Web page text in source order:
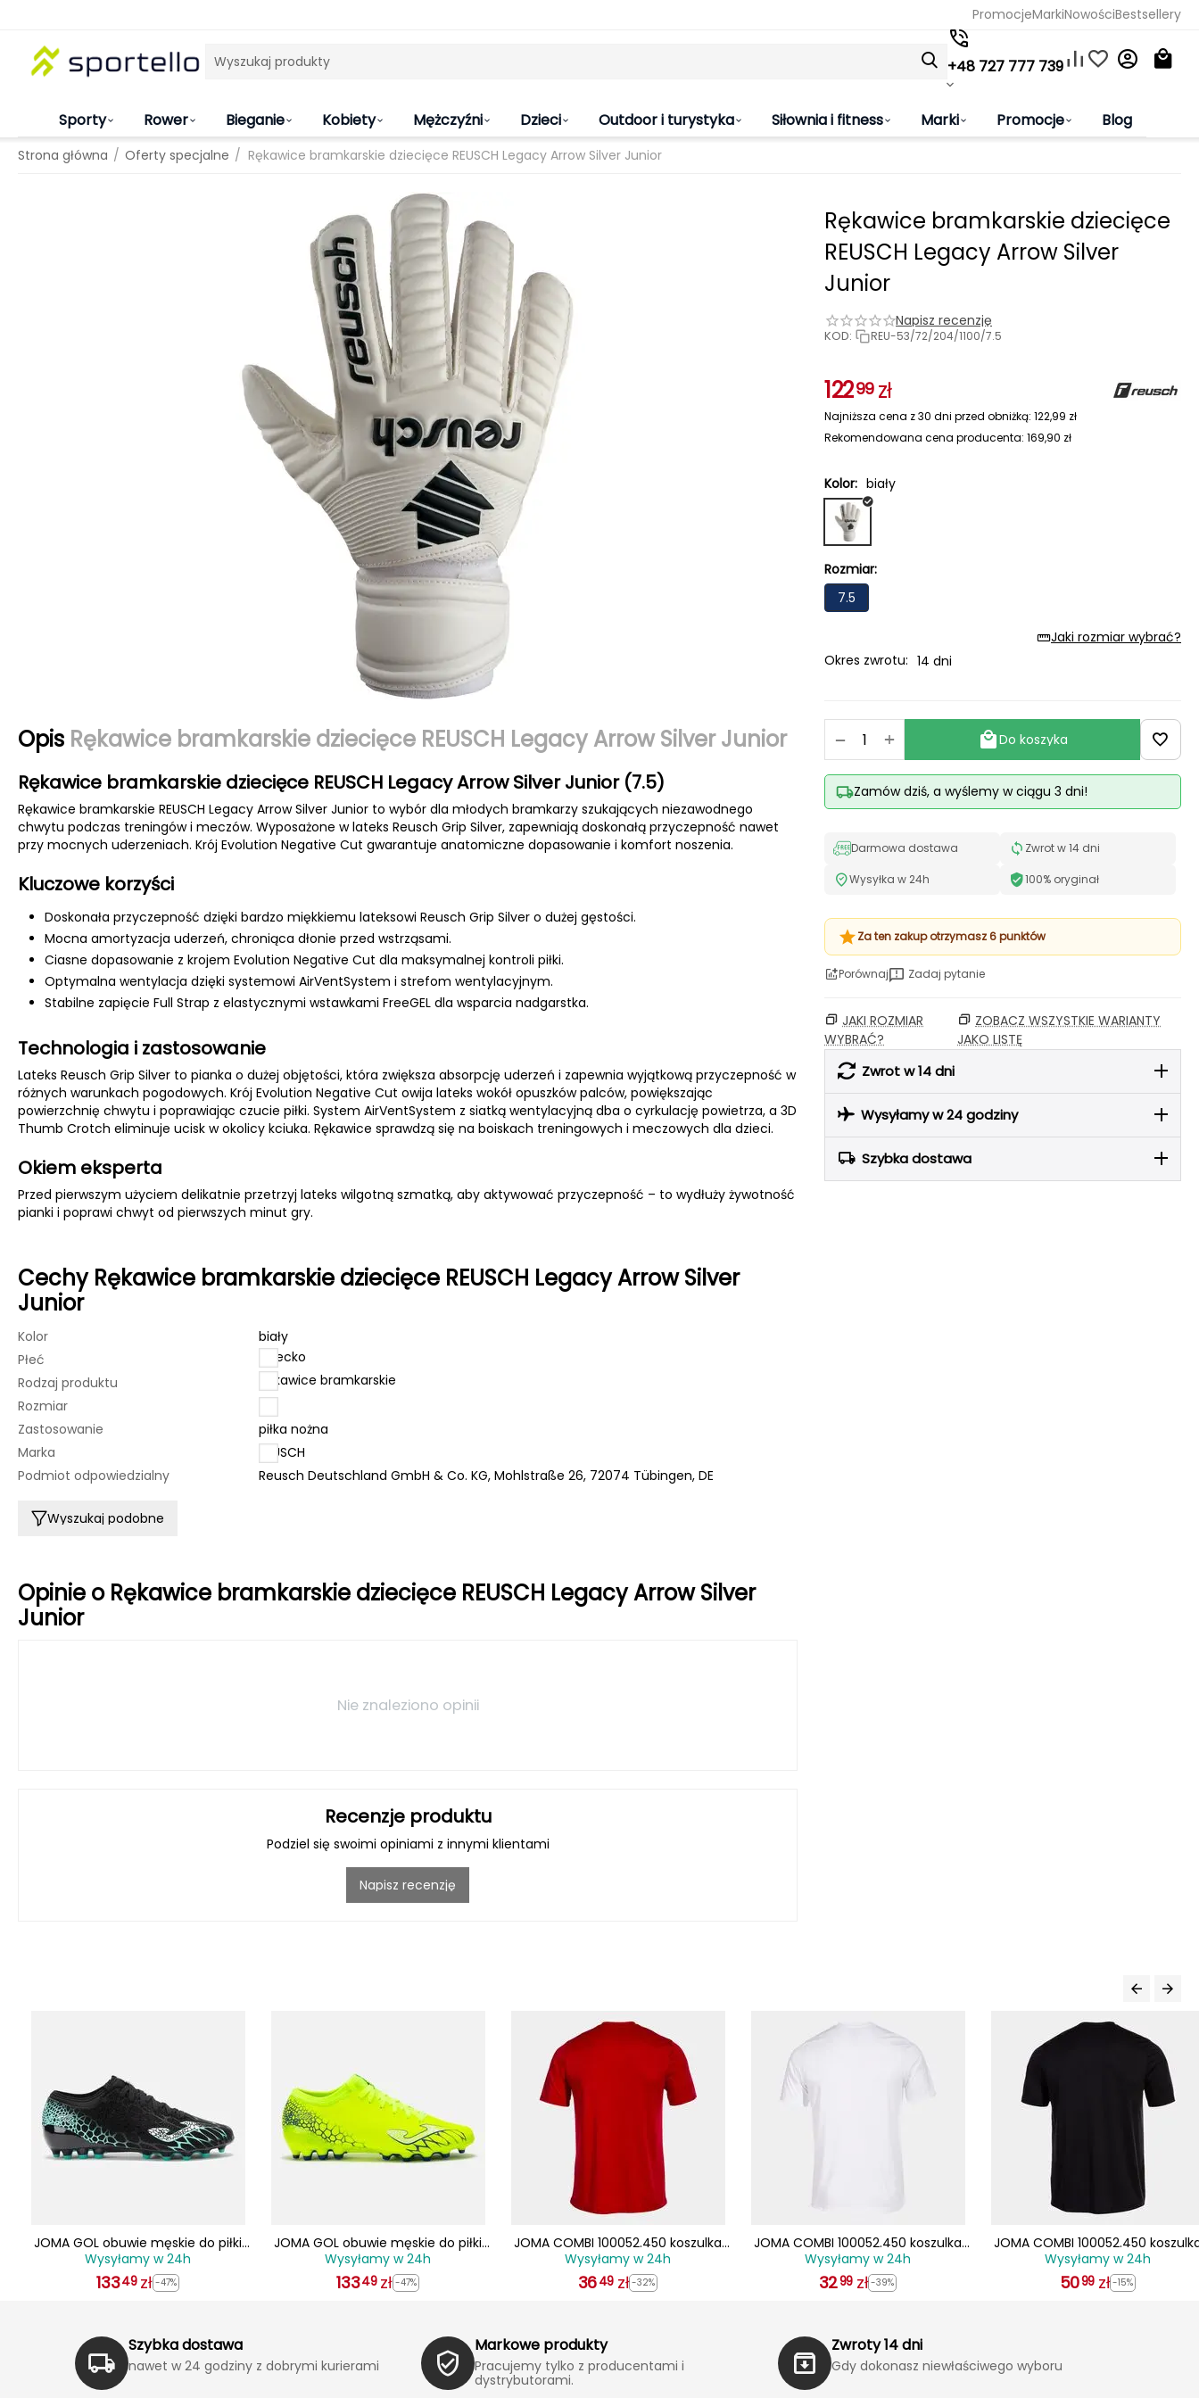
PromocjeMarkiNowościBestsellery
+48 727 777 739
Sporty Rower Bieganie Kobiety Mężczyźni Dzieci Outdoor i turystyka Siłownia i fitness Marki Promocje Blog
Strona główna / Oferty specjalne / Rękawice bramkarskie dziecięce REUSCH Legacy Arrow Silver Junior
Rękawice bramkarskie dziecięce
REUSCH Legacy Arrow Silver
Junior
Napisz recenzję
KOD: REU-53/72/204/1100/7.5
12299 zł
Najniższa cena z 30 dni przed obniżką: 122,99 zł
Rekomendowana cena producenta: 169,90 zł
Kolor: biały
Rozmiar:
7.5
Jaki rozmiar wybrać?
Okres zwrotu: 14 dni
+
− Do koszyka
Zamów dziś, a wyślemy w ciągu 3 dni!
Darmowa dostawa Zwrot w 14 dni
Wysyłka w 24h 100% oryginał
Za ten zakup otrzymasz 6 punktów
Porównaj Zadaj pytanie
JAKI ROZMIAR
WYBRAĆ?
ZOBACZ WSZYSTKIE WARIANTY
JAKO LISTĘ
Zwrot w 14 dni
Wysyłamy w 24 godziny
Szybka dostawa
Opis Rękawice bramkarskie dziecięce REUSCH Legacy Arrow Silver Junior
Rękawice bramkarskie dziecięce REUSCH Legacy Arrow Silver Junior (7.5)
Rękawice bramkarskie REUSCH Legacy Arrow Silver Junior to wybór dla młodych bramkarzy szukających niezawodnego
chwytu podczas treningów i meczów. Wyposażone w lateks Reusch Grip Silver, zapewniają doskonałą przyczepność nawet
przy mocnych uderzeniach. Krój Evolution Negative Cut gwarantuje anatomiczne dopasowanie i komfort noszenia.
Kluczowe korzyści
Doskonała przyczepność dzięki bardzo miękkiemu lateksowi Reusch Grip Silver o dużej gęstości.
Mocna amortyzacja uderzeń, chroniąca dłonie przed wstrząsami.
Ciasne dopasowanie z krojem Evolution Negative Cut dla maksymalnej kontroli piłki.
Optymalna wentylacja dzięki systemowi AirVentSystem i strefom wentylacyjnym.
Stabilne zapięcie Full Strap z elastycznymi wstawkami FreeGEL dla wsparcia nadgarstka.
Technologia i zastosowanie
Lateks Reusch Grip Silver to pianka o dużej objętości, która zwiększa absorpcję uderzeń i zapewnia wyjątkową przyczepność w
różnych warunkach pogodowych. Krój Evolution Negative Cut owija lateks wokół opuszków palców, powiększając
powierzchnię chwytu i poprawiając czucie piłki. System AirVentSystem z siatką wentylacyjną dba o cyrkulację powietrza, a 3D
Thumb Crotch eliminuje ucisk w okolicy kciuka. Rękawice sprawdzą się na boiskach treningowych i meczowych dla dzieci.
Okiem eksperta
Przed pierwszym użyciem delikatnie przetrzyj lateks wilgotną szmatką, aby aktywować przyczepność – to wydłuży żywotność
pianki i poprawi chwyt od pierwszych minut gry.
Cechy Rękawice bramkarskie dziecięce REUSCH Legacy Arrow Silver
Junior
Kolor
biały
Płeć
dziecko
Rodzaj produktu
Rękawice bramkarskie
Rozmiar
Zastosowanie
piłka nożna
Marka
REUSCH
Podmiot odpowiedzialny
Reusch Deutschland GmbH & Co. KG, Mohlstraße 26, 72074 Tübingen, DE
Wyszukaj podobne
Opinie o Rękawice bramkarskie dziecięce REUSCH Legacy Arrow Silver
Junior
Nie znaleziono opinii
Recenzje produktu
Podziel się swoimi opiniami z innymi klientami
Napisz recenzję
JOMA GOL obuwie męskie do piłki
nożnej lanki GOLS2501AG czarne
Wysyłamy w 24h
13349 zł -47%
JOMA GOL obuwie męskie do piłki
nożnej lanki GOLS2509AG żółte
Wysyłamy w 24h
13349 zł -47%
JOMA COMBI 100052.450 koszulka
męska sportowa treningowa t-shirt
czerwona
Wysyłamy w 24h
3649 zł -32%
JOMA COMBI 100052.450 koszulka
męska sportowa treningowa t-shirt
zielony
Wysyłamy w 24h
3299 zł -39%
JOMA COMBI 100052.450
męska sportowa treningowa t-
czarna
Wysyłamy w 24h
5099 zł -15%
Szybka dostawa
nawet w 24 godziny z dobrymi kurierami
Markowe produkty
Pracujemy tylko z producentami i
dystrybutorami.
Zwroty 14 dni
Gdy dokonasz niewłaściwego wyboru